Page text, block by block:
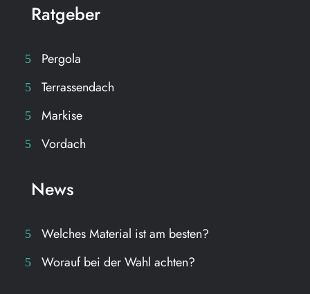
Ratgeber
Pergola
Terrassendach
Markise
Vordach
News
Welches Material ist am besten?
Worauf bei der Wahl achten?